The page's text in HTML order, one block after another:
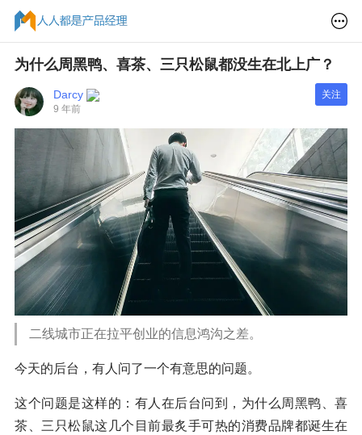
为什么周黑鸭、喜茶、三只松鼠都没生在北上广？
Darcy
9 年前
关注
二线城市正在拉平创业的信息鸿沟之差。
今天的后台，有人问了一个有意思的问题。
这个问题是这样的：有人在后台问到，为什么周黑鸭、喜
茶、三只松鼠这几个目前最炙手可热的消费品牌都诞生在